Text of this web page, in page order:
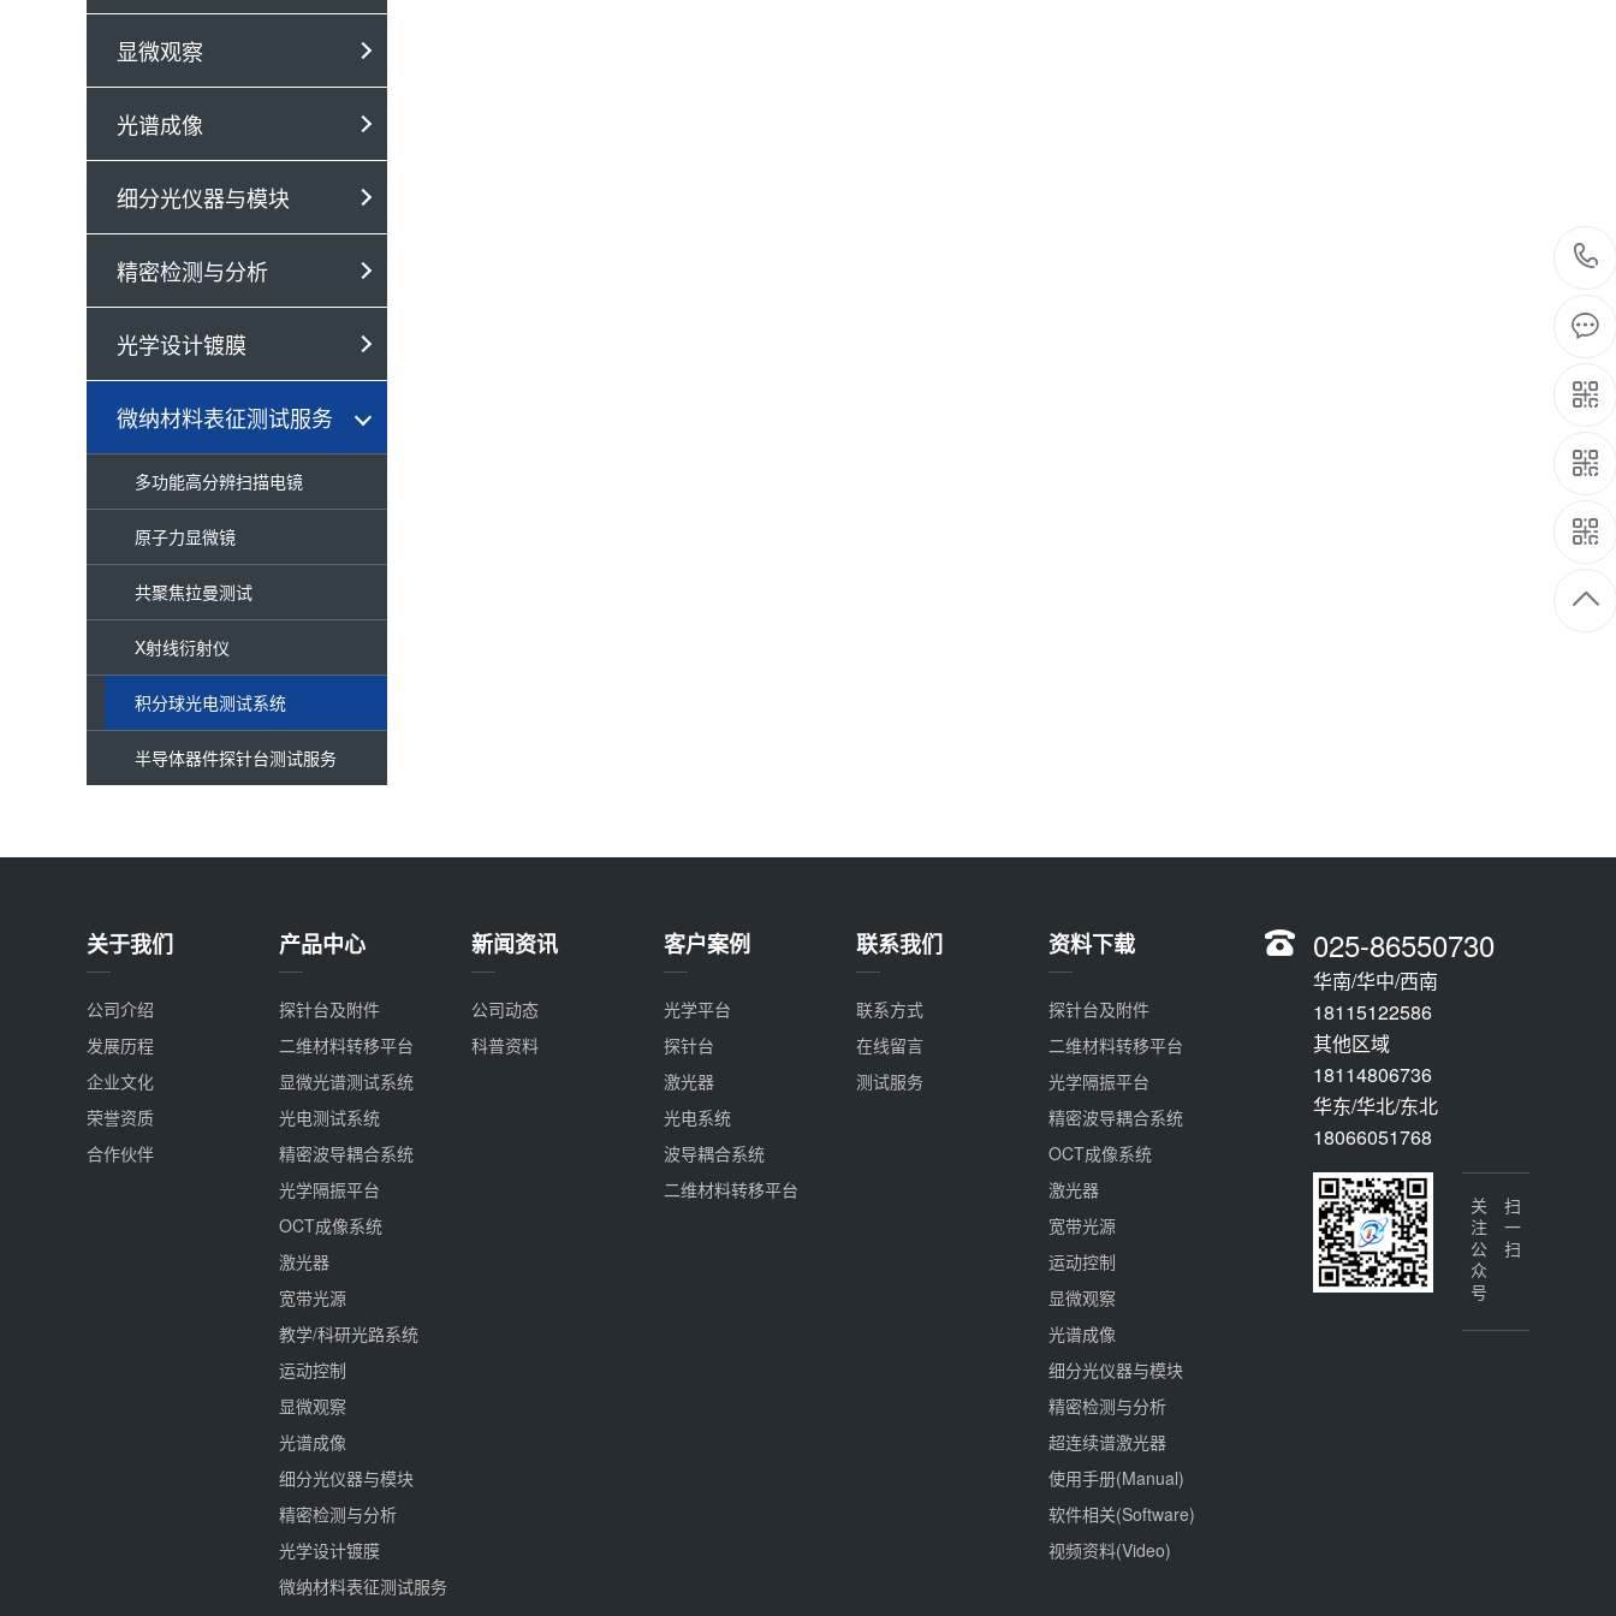
显微观察
光谱成像
细分光仪器与模块
精密检测与分析
光学设计镀膜
微纳材料表征测试服务
多功能高分辨扫描电镜
原子力显微镜
共聚焦拉曼测试
X射线衍射仪
积分球光电测试系统
半导体器件探针台测试服务
关于我们
公司介绍
发展历程
企业文化
荣誉资质
合作伙伴
产品中心
探针台及附件
二维材料转移平台
显微光谱测试系统
光电测试系统
精密波导耦合系统
光学隔振平台
OCT成像系统
激光器
宽带光源
教学/科研光路系统
运动控制
显微观察
光谱成像
细分光仪器与模块
精密检测与分析
光学设计镀膜
微纳材料表征测试服务
新闻资讯
公司动态
科普资料
客户案例
光学平台
探针台
激光器
光电系统
波导耦合系统
二维材料转移平台
联系我们
联系方式
在线留言
测试服务
资料下载
探针台及附件
二维材料转移平台
光学隔振平台
精密波导耦合系统
OCT成像系统
激光器
宽带光源
运动控制
显微观察
光谱成像
细分光仪器与模块
精密检测与分析
超连续谱激光器
使用手册(Manual)
软件相关(Software)
视频资料(Video)
025-86550730
华南/华中/西南
18115122586
其他区域
18114806736
华东/华北/东北
18066051768
扫一扫
关注公众号